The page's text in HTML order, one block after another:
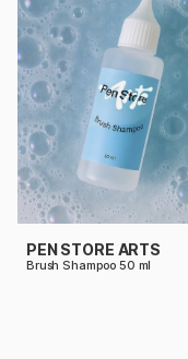
PEN STORE ARTS
Brush Shampoo 50 ml